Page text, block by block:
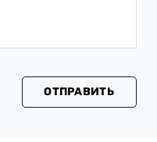
ОТПРАВИТЬ